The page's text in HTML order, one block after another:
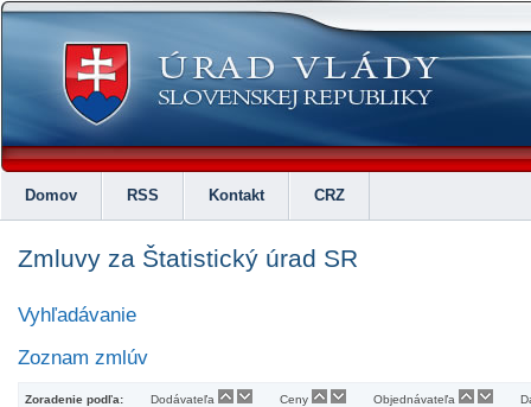
Domov RSS Kontakt CRZ
Zmluvy za Štatistický úrad SR
Vyhľadávanie
Zoznam zmlúv
Zoradenie podľa: Dodávateľa Ceny Objednávateľa